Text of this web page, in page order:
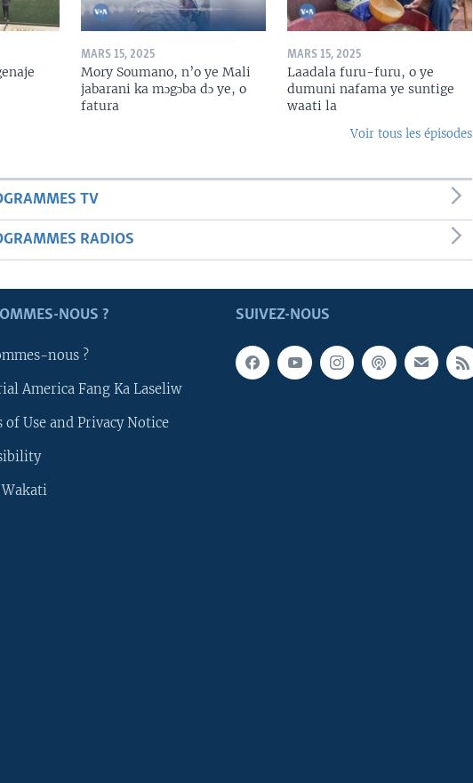
MARS 15, 2025
Mory Soumano, n’o ye Mali
jabarani ka mɔgɔba dɔ ye, o
fatura
MARS 15, 2025
Laadala furu-furu, o ye
dumuni nafama ye suntige
waati la
Voir tous les épisodes
TV
RADIOS
SUIVEZ-NOUS
NOUS ?
nous ?
America Fang Ka Laseliw
of Use and Privacy Notice